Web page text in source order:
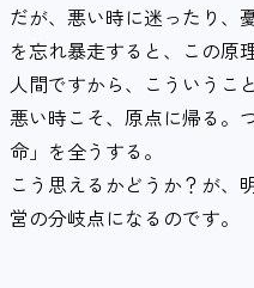
だが、悪い時に迷ったり、
を忘れ暴走すると、この原
人間ですから、こういうこ
悪い時こそ、原点に帰る。
命」を全うする。
こう思えるかどうか？が、
営の分岐点になるのです。